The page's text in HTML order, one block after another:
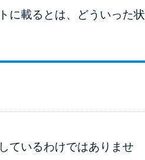
に載るとは、どういった状
ているわけではありませ